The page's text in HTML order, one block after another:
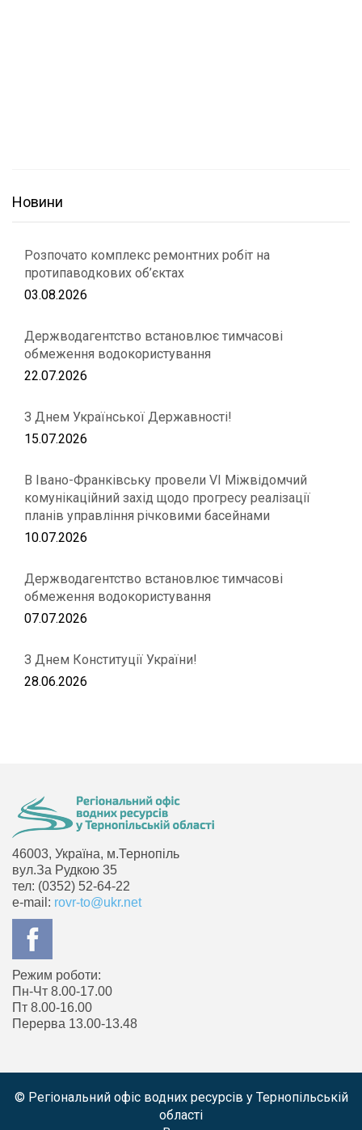
Новини
Розпочато комплекс ремонтних робіт на
протипаводкових об’єктах
03.08.2026
Держводагентство встановлює тимчасові
обмеження водокористування
22.07.2026
З Днем Української Державності!
15.07.2026
В Івано-Франківську провели VІ Міжвідомчий
комунікаційний захід щодо прогресу реалізації
планів управління річковими басейнами
10.07.2026
Держводагентство встановлює тимчасові
обмеження водокористування
07.07.2026
З Днем Конституції України!
28.06.2026
46003, Україна, м.Тернопіль
вул.За Рудкою 35
тел: (0352) 52-64-22
e-mail: rovr-to@ukr.net
Режим роботи:
Пн-Чт 8.00-17.00
Пт 8.00-16.00
Перерва 13.00-13.48
© Регіональний офіс водних ресурсів у Тернопільській
області